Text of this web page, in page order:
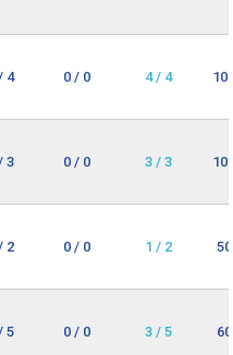
4 0 / 0 4 / 4
3 0 / 0 3 / 3
2 0 / 0 1 / 2
5 0 / 0 3 / 5